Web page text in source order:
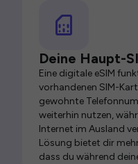
Deine Haupt-
Eine digitale eSIM
vorhandenen SIM-
gewohnte
weiterhin nutzen,
Internet im Ausland
Lösung bietet dir
dass du während